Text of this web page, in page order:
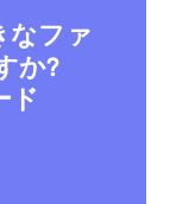
なファ
か?
ド